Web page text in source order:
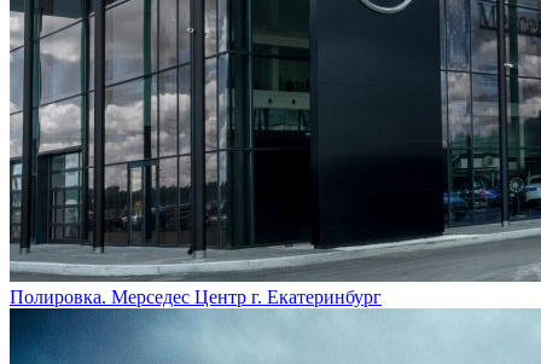
Полировка. Мерседес Центр г. Екатеринбург